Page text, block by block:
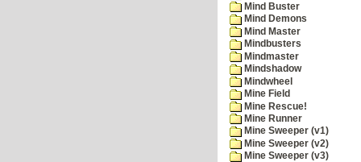
Mind Buster
Mind Demons
Mind Master
Mindbusters
Mindmaster
Mindshadow
Mindwheel
Mine Field
Mine Rescue!
Mine Runner
Mine Sweeper (v1)
Mine Sweeper (v2)
Mine Sweeper (v3)